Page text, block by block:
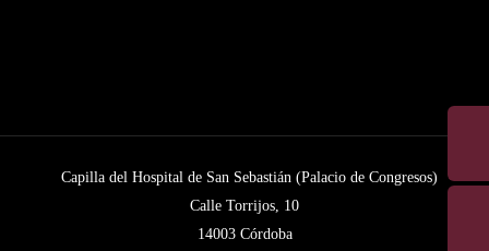
Capilla del Hospital de San Sebastián (Palacio de Congresos)
Calle Torrijos, 10
14003 Córdoba